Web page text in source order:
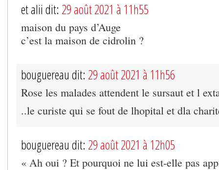
et alii dit: 29 août 2021 à 11h55
maison du pays d’Auge
c’est la maison de cidrolin ?
bouguereau dit: 29 août 2021 à 11h56
Rose les malades attendent le sursaut et l
..le curiste qui se fout de lhopital et dla
bouguereau dit: 29 août 2021 à 12h05
« Ah oui ? Et pourquoi ne lui est-elle pas